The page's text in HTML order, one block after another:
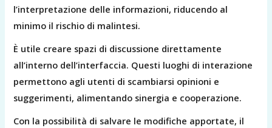
l’interpretazione delle informazioni, riducendo al
minimo il rischio di malintesi.
È utile creare spazi di discussione direttamente
all’interno dell’interfaccia. Questi luoghi di interazione
permettono agli utenti di scambiarsi opinioni e
suggerimenti, alimentando sinergia e cooperazione.
Con la possibilità di salvare le modifiche apportate, il